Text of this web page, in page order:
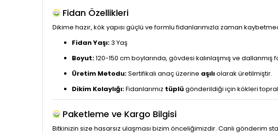
Fidan Özellikleri
Dikime hazır, kök yapısı güçlü ve formlu fidanlarımızla zaman
Fidan Yaşı:3 Yaş
Boyut:120-150 cm boylarında, gövdesi kalınlaşmış ve dallanmış
Üretim Metodu:Sertifikalı anaç üzerine aşılıolarak üretilmiştir.
Dikim Kolaylığı:Fidanlarımız tüplügönderildiği için kökleri
Paketleme ve Kargo Bilgisi
Bitkinizin size hasarsız ulaşması bizim önceliğimizdir. Canlı gönderim